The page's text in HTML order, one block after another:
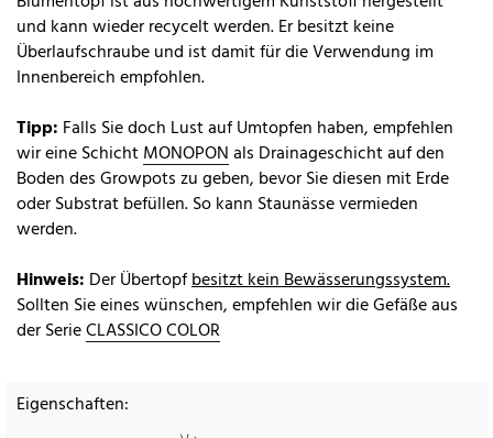
und kann wieder recycelt werden. Er besitzt keine
Überlaufschraube und ist damit für die Verwendung im
Innenbereich empfohlen.
Tipp: Falls Sie doch Lust auf Umtopfen haben, empfehlen
wir eine SchichtMONOPONals Drainageschicht auf den
Boden des Growpots zu geben, bevor Sie diesen mit Erde
oder Substrat befüllen. So kann Staunässe vermieden
werden.
Hinweis: Der Übertopfbesitzt kein Bewässerungssystem.
Sollten Sie eines wünschen, empfehlen wir die Gefäße aus
der SerieCLASSICO COLOR
Eigenschaften: